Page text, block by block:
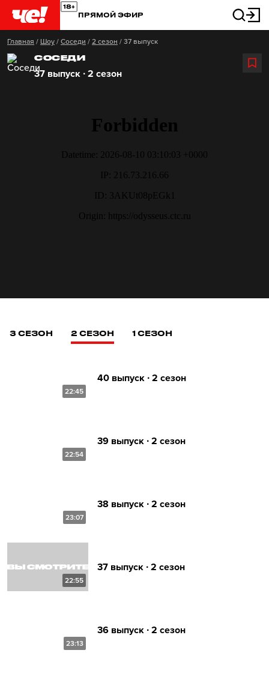
ПРЯМОЙ ЭФИР
Главная / Шоу / Соседи / 2 сезон / 37 выпуск
СОСЕДИ
37 выпуск ∙ 2 сезон
3 СЕЗОН 2 СЕЗОН 1 СЕЗОН
22:45
40 выпуск ∙ 2 сезон
22:54
39 выпуск ∙ 2 сезон
23:07
38 выпуск ∙ 2 сезон
22:55
37 выпуск ∙ 2 сезон
23:13
36 выпуск ∙ 2 сезон